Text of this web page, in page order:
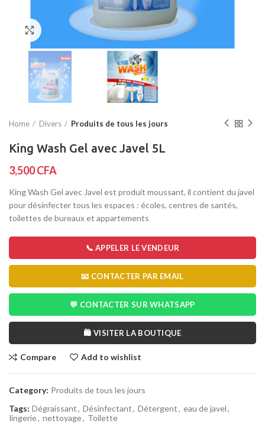
Click to enlarge
Home Divers Produits de tous les jours
King Wash Gel avec Javel 5L
3,500CFA
King Wash Gel avec Javel est produit moussant, il contient du javel
pour désinfecter tous les espaces : écoles, centres de santés,
toilettes de bureaux et appartements
📞 APPELER LE VENDEUR
📧 CONTACTER PAR EMAIL
💬 CONTACTER SUR WHATSAPP
🛍️ VISITER LA BOUTIQUE
Compare Add to wishlist
Category: Produits de tous les jours
Tags: Dégraissant, Désinfectant, Détergent, eau de javel,
lingerie, nettoyage, Toilette